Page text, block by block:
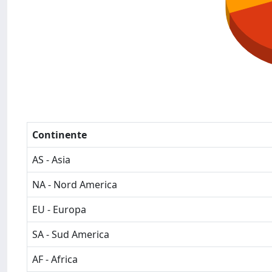
Continente
AS - Asia
NA - Nord America
EU - Europa
SA - Sud America
AF - Africa